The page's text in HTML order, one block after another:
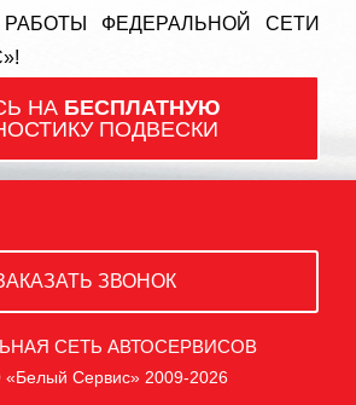
ФЕДЕРАЛЬНОЙ СЕТИ
НА БЕСПЛАТНУЮ
ПОДВЕСКИ
ЗВОНОК
СЕТЬ АВТОСЕРВИСОВ
Сервис» 2009-2026